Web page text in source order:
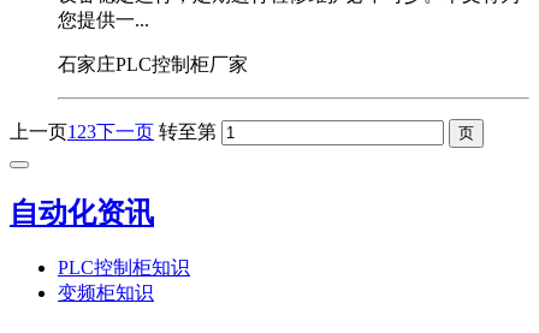
您提供一...
石家庄PLC控制柜厂家
上一页 123 下一页 转至第
自动化资讯
PLC控制柜知识
变频柜知识